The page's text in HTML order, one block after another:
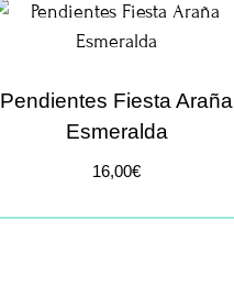
Pendientes Fiesta Araña
Esmeralda
16,00€